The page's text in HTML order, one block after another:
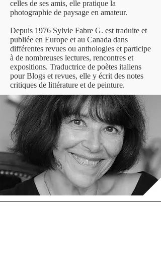
celles de ses amis, elle pratique la
photographie de paysage en amateur.
Depuis 1976 Sylvie Fabre G. est traduite et
publiée en Europe et au Canada dans
différentes revues ou anthologies et participe
à de nombreuses lectures, rencontres et
expositions. Traductrice de poètes italiens
pour Blogs et revues, elle y écrit des notes
critiques de littérature et de peinture.